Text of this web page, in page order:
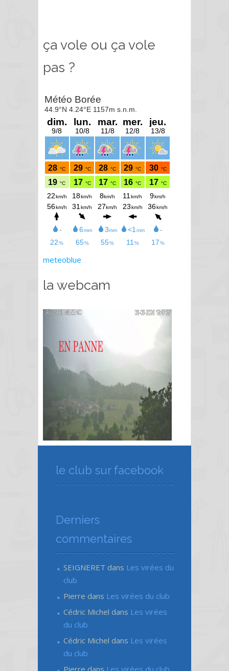
ça vole ou ça vole
pas ?
meteoblue
la webcam
le club sur facebook
Derniers
commentaires
SEIGNERET dans Les virées du
club
Pierre dans Les virées du club
Cédric Michel dans Les virées
du club
Cédric Michel dans Les virées
du club
Pierre dans Les virées du club